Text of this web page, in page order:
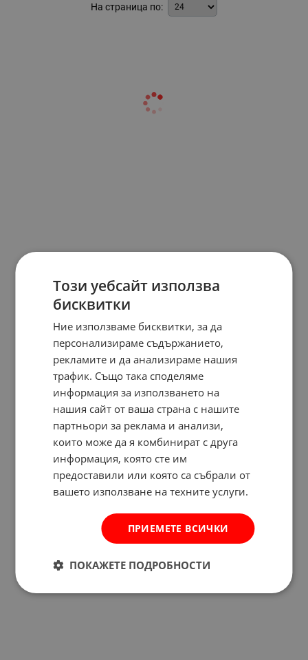
На страница по:
Този уебсайт използва
бисквитки
Ние използваме бисквитки, за да
персонализираме съдържанието,
рекламите и да анализираме нашия
трафик. Също така споделяме
информация за използването на
нашия сайт от ваша страна с нашите
партньори за реклама и анализи,
които може да я комбинират с друга
информация, която сте им
предоставили или която са събрали от
вашето използване на техните услуги.
ПРИЕМЕТЕ ВСИЧКИ
ПОКАЖЕТЕ ПОДРОБНОСТИ